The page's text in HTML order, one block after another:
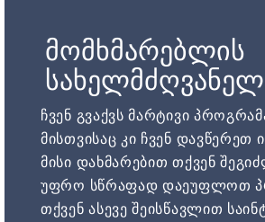
მომხმარებლის
ჩვენ გვაქვს მარტივი
მისთვისაც კი ჩვენ დავწერეთ
მისი დახმარებით თქვენ
უფრო სწრაფად დაეუფლოთ
თქვენ ასევე შეისწავლით